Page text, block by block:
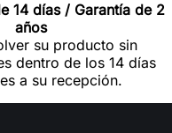
14 días / Garantía de 2
años
su producto sin
dentro de los 14 días
a su recepción.